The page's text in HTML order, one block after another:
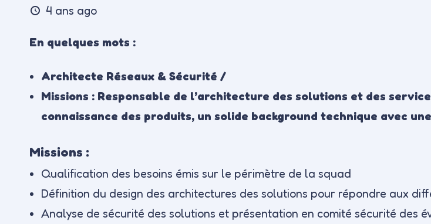
4 ans ago
En quelques mots :
Architecte Réseaux & Sécurité /
Missions : Responsable de l’architecture des solutions et des
connaissance des produits, un solide background technique avec
Missions :
Qualification des besoins émis sur le périmètre de la squad
Définition du design des architectures des solutions pour répondre aux
Analyse de sécurité des solutions et présentation en comité sécurité des